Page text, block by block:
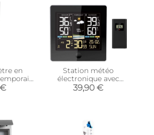
en
Station météo
électronique avec
capteur extérieur sans
39,90 €